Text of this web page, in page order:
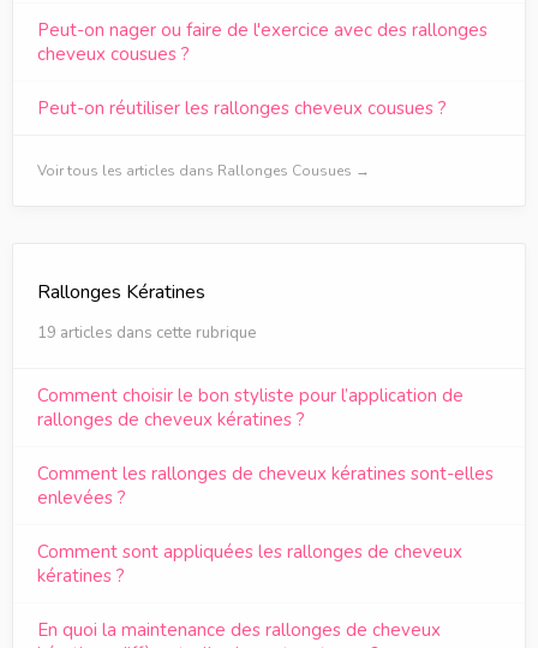
Peut-on nager ou faire de l'exercice avec des rallonges
cheveux cousues ?
Peut-on réutiliser les rallonges cheveux cousues ?
Voir tous les articles dans Rallonges Cousues →
Rallonges Kératines
19 articles dans cette rubrique
Comment choisir le bon styliste pour l’application de
rallonges de cheveux kératines ?
Comment les rallonges de cheveux kératines sont-elles
enlevées ?
Comment sont appliquées les rallonges de cheveux
kératines ?
En quoi la maintenance des rallonges de cheveux